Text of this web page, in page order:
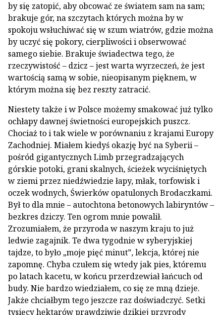
by się zatopić, aby obcować ze światem sam na sam;
brakuje gór, na szczytach których można by w
spokoju wsłuchiwać się w szum wiatrów, gdzie można
by uczyć się pokory, cierpliwości i obserwować
samego siebie. Brakuje świadectwa tego, że
rzeczywistość – dzicz – jest warta wyrzeczeń, że jest
wartością samą w sobie, nieopisanym pięknem, w
którym można się bez reszty zatracić.
Niestety także i w Polsce możemy smakować już tylko
ochłapy dawnej świetności europejskich puszcz.
Chociaż to i tak wiele w porównaniu z krajami Europy
Zachodniej. Miałem kiedyś okazję być na Syberii –
pośród gigantycznych Limb przegradzających
górskie potoki, grani skalnych, ścieżek wyciśniętych
w ziemi przez niedźwiedzie łapy, młak, torfowisk i
oczek wodnych, Świerków opatulonych Brodaczkami.
Był to dla mnie – autochtona betonowych labiryntów –
bezkres dziczy. Ten ogrom mnie powalił.
Zrozumiałem, że przyroda w naszym kraju to już
ledwie zagajnik. Te dwa tygodnie w syberyjskiej
tajdze, to było „moje pięć minut”, lekcja, której nie
zapomnę. Chyba czułem się wtedy jak pies, któremu
po latach kacetu, w końcu przerdzewiał łańcuch od
budy. Nie bardzo wiedziałem, co się ze mną dzieje.
Jakże chciałbym tego jeszcze raz doświadczyć. Setki
tysięcy hektarów prawdziwie dzikiej przyrody